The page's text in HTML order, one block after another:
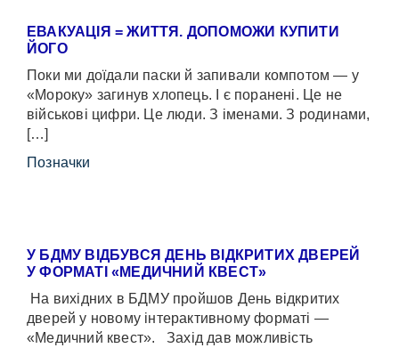
ЕВАКУАЦІЯ = ЖИТТЯ. ДОПОМОЖИ КУПИТИ
ЙОГО
Поки ми доїдали паски й запивали компотом — у
«Мороку» загинув хлопець. І є поранені. Це не
військові цифри. Це люди. З іменами. З родинами,
[…]
Позначки
У БДМУ ВІДБУВСЯ ДЕНЬ ВІДКРИТИХ ДВЕРЕЙ
У ФОРМАТІ «МЕДИЧНИЙ КВЕСТ»
На вихідних в БДМУ пройшов День відкритих
дверей у новому інтерактивному форматі —
«Медичний квест». Захід дав можливість